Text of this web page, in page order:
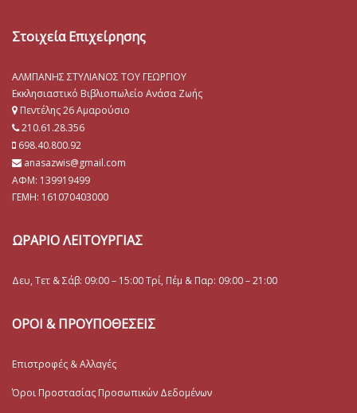
Στοιχεία Επιχείρησης
ΑΛΜΠΑΝΗΣ ΣΤΥΛΙΑΝΟΣ ΤΟΥ ΓΕΩΡΓΙΟΥ
Εκκλησιαστικό Βιβλιοπωλείο Ανάσα Ζωής
Πεντέλης 26 Αμαρούσιο
210.61.28.356
698.40.800.92
anasazwis@gmail.com
ΑΦΜ: 139919499
ΓΕΜΗ: 161070403000
ΩΡΑΡΙΟ ΛΕΙΤΟΥΡΓΙΑΣ
Δευ, Τετ & Σάβ: 09:00 – 15:00 Τρί, Πέμ & Παρ: 09:00 – 21:00
ΟΡΟΙ & ΠΡΟΥΠΟΘΕΣΕΙΣ
Επιστροφές & Αλλαγές
Όροι Προστασίας Προσωπικών Δεδομένων